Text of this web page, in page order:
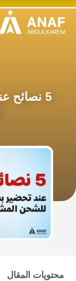
5
محتويات المقال